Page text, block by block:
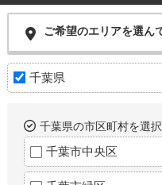
ご希望のエリアを選ん
千葉県
千葉県の市区町村を選択
千葉市中央区